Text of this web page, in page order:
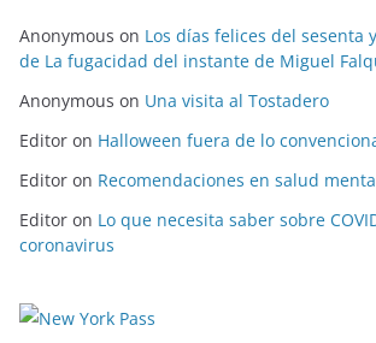
Anonymous on Los días felices del sesenta
de La fugacidad del instante de Miguel
Anonymous on Una visita al Tostadero
Editor on Halloween fuera de lo
Editor on Recomendaciones en salud
Editor on Lo que necesita saber sobre
coronavirus